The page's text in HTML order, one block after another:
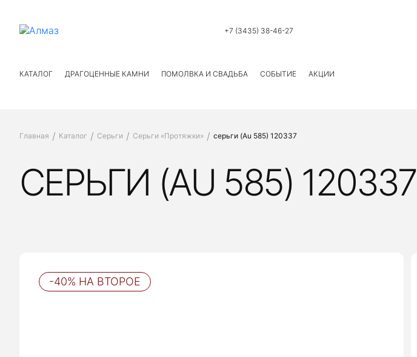
+7 (3435) 38-46-27
КАТАЛОГ ДРАГОЦЕННЫЕ КАМНИ ПОМОЛВКА И СВАДЬБА СОБЫТИЕ АКЦИИ
Главная Каталог Серьги Серьги «Протяжки» серьги (Au 585) 120337
СЕРЬГИ (AU 585) 120337
-40% НА ВТОРОЕ